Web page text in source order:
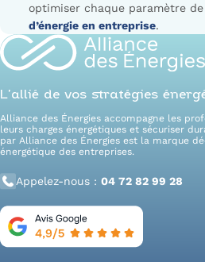
optimiser chaque paramètre
d’énergie en entreprise.
L’allié de vos stratégies
Alliance des Énergies accompagne les
leurs charges énergétiques et sécuriser
par Alliance des Énergies est la marque
énergétique des entreprises.
Appelez-nous : 04 72 82 99 28